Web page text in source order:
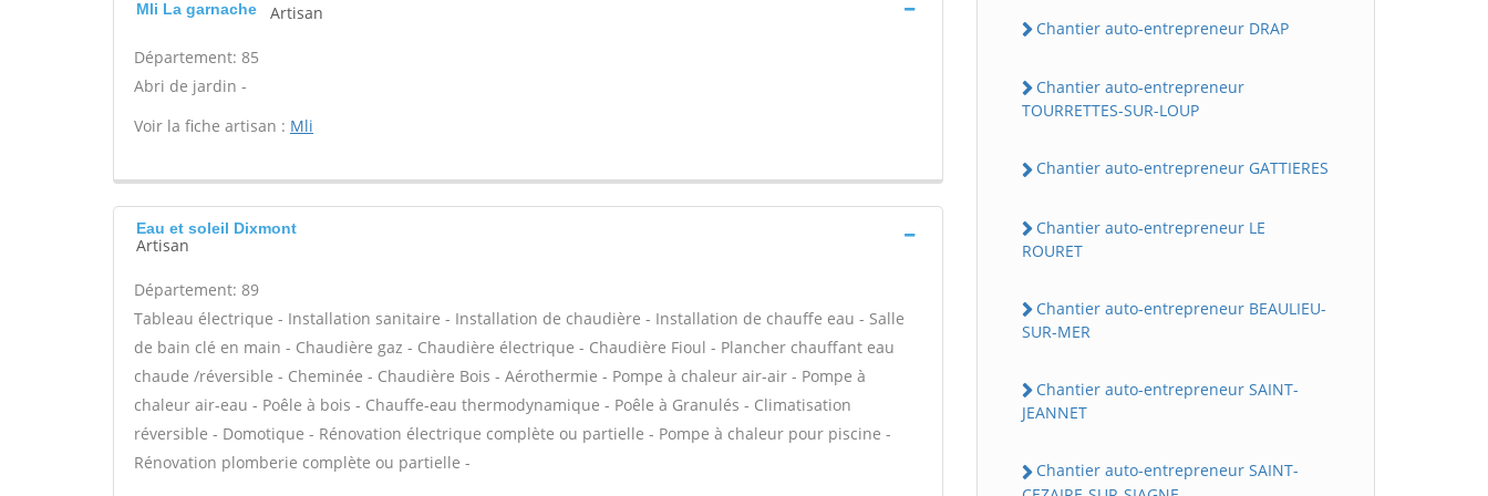
Mli La garnache Artisan
Département: 85
Abri de jardin -
Voir la fiche artisan : Mli
Eau et soleil Dixmont
Artisan
Département: 89
Tableau électrique - Installation sanitaire - Installation de chaudière - Installation de chauffe eau - Salle
de bain clé en main - Chaudière gaz - Chaudière électrique - Chaudière Fioul - Plancher chauffant eau
chaude /réversible - Cheminée - Chaudière Bois - Aérothermie - Pompe à chaleur air-air - Pompe à
chaleur air-eau - Poêle à bois - Chauffe-eau thermodynamique - Poêle à Granulés - Climatisation
réversible - Domotique - Rénovation électrique complète ou partielle - Pompe à chaleur pour piscine -
Rénovation plomberie complète ou partielle -
Chantier auto-entrepreneur DRAP
Chantier auto-entrepreneur
TOURRETTES-SUR-LOUP
Chantier auto-entrepreneur GATTIERES
Chantier auto-entrepreneur LE
ROURET
Chantier auto-entrepreneur BEAULIEU-
SUR-MER
Chantier auto-entrepreneur SAINT-
JEANNET
Chantier auto-entrepreneur SAINT-